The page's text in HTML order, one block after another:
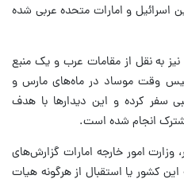
اسرائیل و امارات متحده عربی شده
به نقل از مقامات عرب و یک منبع
وقت موساد در ماه‌های مارس و
سفر کرده و این دیدارها با هدف
انجام شده است.
امور خارجه امارات گزارش‌های
کشور یا استقبال از هرگونه هیات